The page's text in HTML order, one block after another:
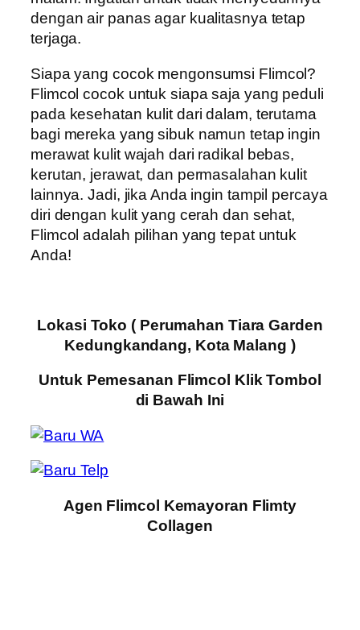
dengan air panas agar kualitasnya tetap
terjaga.
Siapa yang cocok mengonsumsi Flimcol?
Flimcol cocok untuk siapa saja yang peduli
pada kesehatan kulit dari dalam, terutama
bagi mereka yang sibuk namun tetap ingin
merawat kulit wajah dari radikal bebas,
kerutan, jerawat, dan permasalahan kulit
lainnya. Jadi, jika Anda ingin tampil percaya
diri dengan kulit yang cerah dan sehat,
Flimcol adalah pilihan yang tepat untuk
Anda!
Lokasi Toko ( Perumahan Tiara Garden
Kedungkandang, Kota Malang )
Untuk Pemesanan Flimcol Klik Tombol
di Bawah Ini
Agen Flimcol Kemayoran Flimty
Collagen